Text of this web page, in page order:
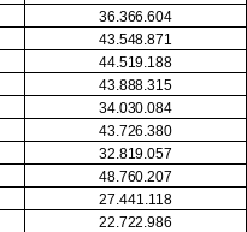
36.366.604
43.548.871
44.519.188
43.888.315
34.030.084
43.726.380
32.819.057
48.760.207
27.441.118
22.722.986